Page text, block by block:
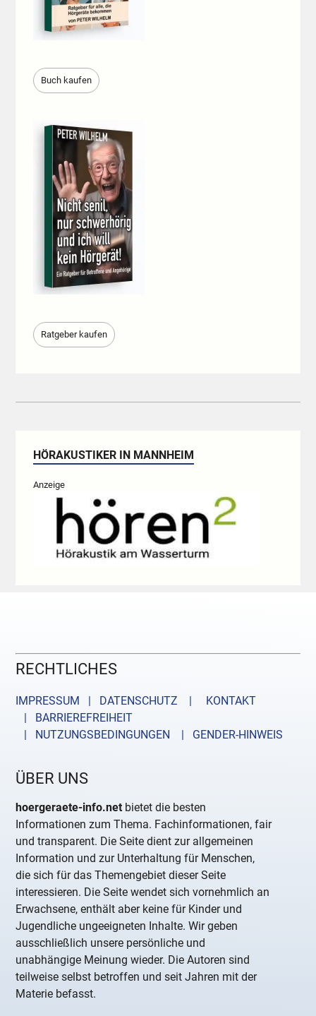
Buch kaufen
Ratgeber kaufen
HÖRAKUSTIKER IN MANNHEIM
Anzeige
RECHTLICHES
IMPRESSUM | DATENSCHUTZ |
KONTAKT
| BARRIEREFREIHEIT
| NUTZUNGSBEDINGUNGEN
| GENDER-HINWEIS
ÜBER UNS
hoergeraete-info.net bietet die besten
Informationen zum Thema. Fachinformationen, fair
und transparent. Die Seite dient zur allgemeinen
Information und zur Unterhaltung für Menschen,
die sich für das Themengebiet dieser Seite
interessieren. Die Seite wendet sich vornehmlich an
Erwachsene, enthält aber keine für Kinder und
Jugendliche ungeeigneten Inhalte. Wir geben
ausschließlich unsere persönliche und
unabhängige Meinung wieder. Die Autoren sind
teilweise selbst betroffen und seit Jahren mit der
Materie befasst.